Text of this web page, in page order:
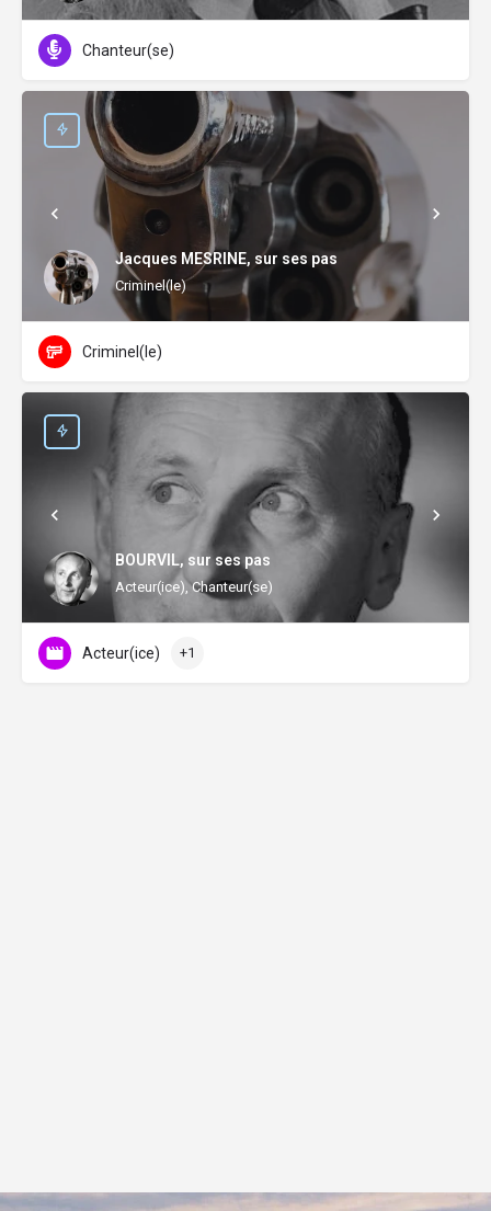
Chanteur(se)
Jacques MESRINE, sur ses pas
Criminel(le)
Criminel(le)
BOURVIL, sur ses pas
Acteur(ice), Chanteur(se)
Acteur(ice) +1